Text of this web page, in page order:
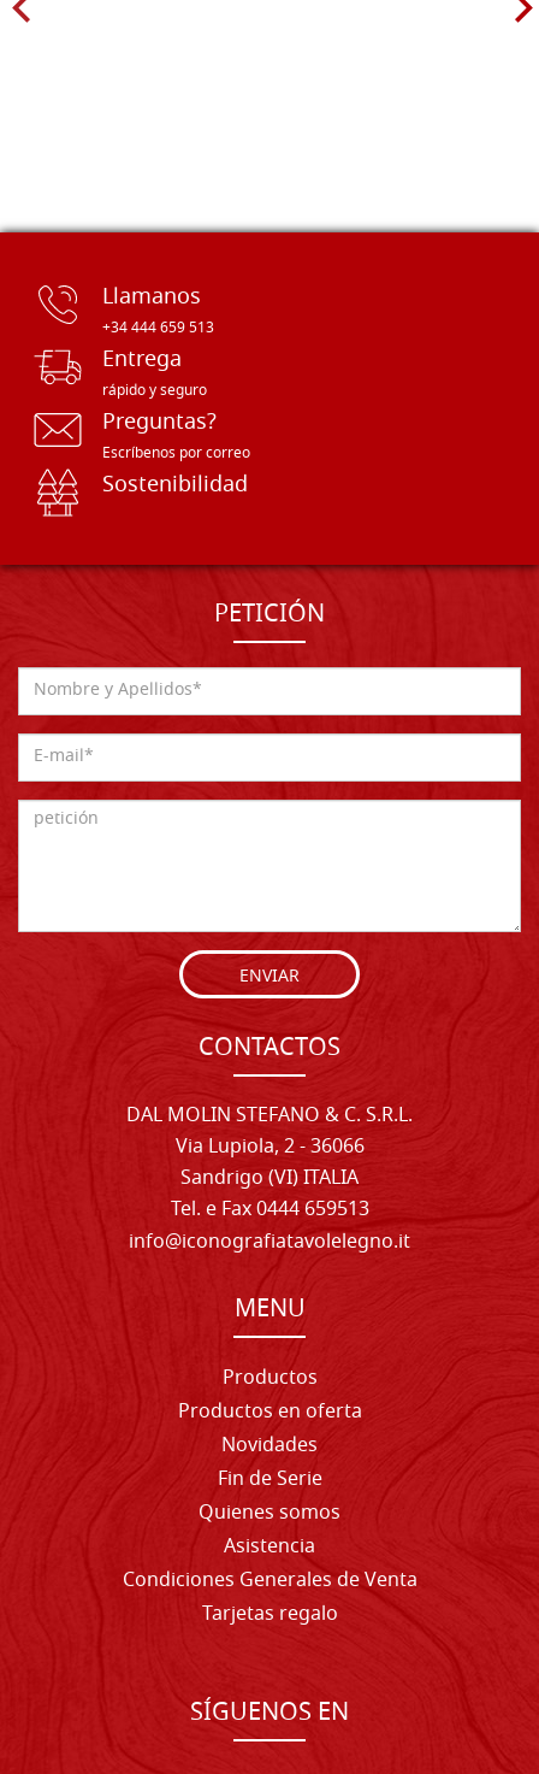
Llamanos
+34 444 659 513
Entrega
rápido y seguro
Preguntas?
Escríbenos por correo
Sostenibilidad
PETICIÓN
ENVIAR
CONTACTOS
DAL MOLIN STEFANO & C. S.R.L.
Via Lupiola, 2 - 36066
Sandrigo (VI) ITALIA
Tel. e Fax 0444 659513
info@iconografiatavolelegno.it
MENU
Productos
Productos en oferta
Novidades
Fin de Serie
Quienes somos
Asistencia
Condiciones Generales de Venta
Tarjetas regalo
SÍGUENOS EN